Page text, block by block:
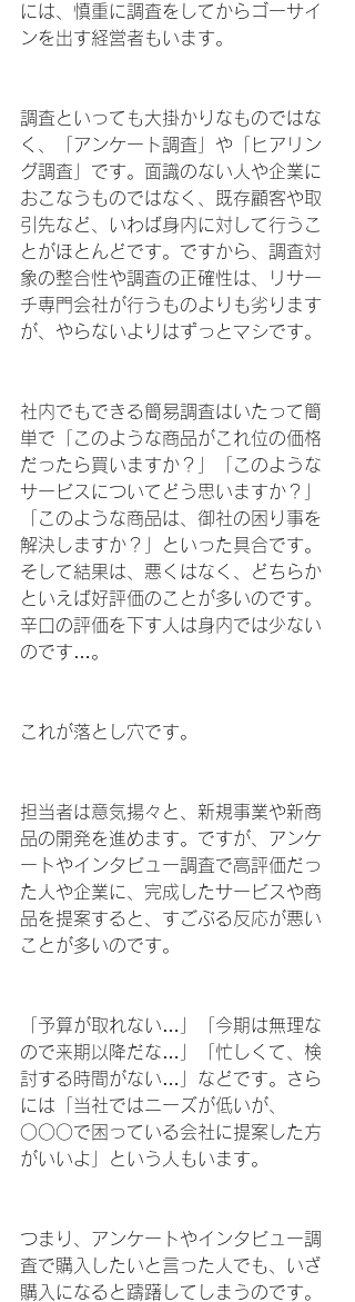
には、慎重に調査をしてからゴーサイ
ンを出す経営者もいます。
調査といっても大掛かりなものではな
く、「アンケート調査」や「ヒアリン
グ調査」です。面識のない人や企業に
おこなうものではなく、既存顧客や取
引先など、いわば身内に対して行うこ
とがほとんどです。ですから、調査対
象の整合性や調査の正確性は、リサー
チ専門会社が行うものよりも劣ります
が、やらないよりはずっとマシです。
社内でもできる簡易調査はいたって簡
単で「このような商品がこれ位の価格
だったら買いますか？」「このような
サービスについてどう思いますか？」
「このような商品は、御社の困り事を
解決しますか？」といった具合です。
そして結果は、悪くはなく、どちらか
といえば好評価のことが多いのです。
辛口の評価を下す人は身内では少ない
のです…。
これが落とし穴です。
担当者は意気揚々と、新規事業や新商
品の開発を進めます。ですが、アンケ
ートやインタビュー調査で高評価だっ
た人や企業に、完成したサービスや商
品を提案すると、すごぶる反応が悪い
ことが多いのです。
「予算が取れない…」「今期は無理な
ので来期以降だな…」「忙しくて、検
討する時間がない…」などです。さら
には「当社ではニーズが低いが、
○○○で困っている会社に提案した方
がいいよ」という人もいます。
つまり、アンケートやインタビュー調
査で購入したいと言った人でも、いざ
購入になると躊躇してしまうのです。